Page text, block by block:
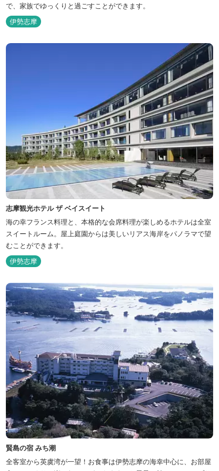
で、家族でゆっくりと過ごすことができます。
伊勢志摩
志摩観光ホテル ザ ベイスイート
海の幸フランス料理と、本格的な会席料理が楽しめるホテルは全室
スイートルーム。屋上庭園からは美しいリアス海岸をパノラマで望
むことができます。
伊勢志摩
賢島の宿 みち潮
全客室から英虞湾が一望！お食事は伊勢志摩の海幸中心に、お部屋